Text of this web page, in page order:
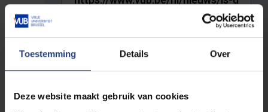
Toestemming Details Over
Deze website maakt gebruik van cookies
De volledige URL van de pagina waar je de fout zag.